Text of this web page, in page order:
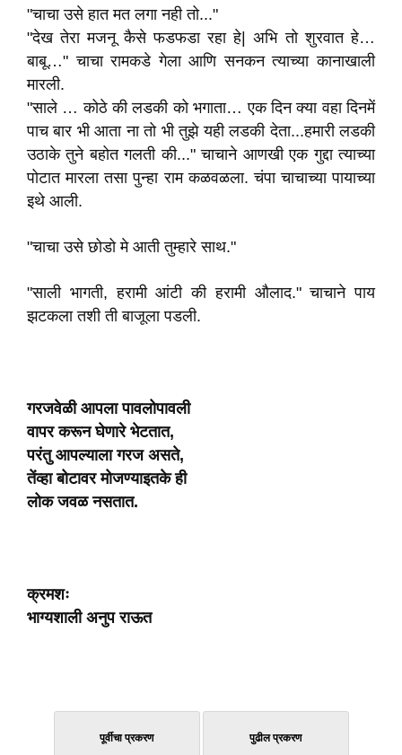
"चाचा उसे हात मत लगा नही तो..."
"देख तेरा मजनू कैसे फडफडा रहा हे| अभि तो शुरवात हे…
बाबू…" चाचा रामकडे गेला आणि सनकन त्याच्या कानाखाली
मारली.
"साले … कोठे की लडकी को भगाता… एक दिन क्या वहा दिनमें
पाच बार भी आता ना तो भी तुझे यही लडकी देता...हमारी लडकी
उठाके तुने बहोत गलती की..." चाचाने आणखी एक गुद्दा त्याच्या
पोटात मारला तसा पुन्हा राम कळवळला. चंपा चाचाच्या पायाच्या
इथे आली.
"चाचा उसे छोडो मे आती तुम्हारे साथ."
"साली भागती, हरामी आंटी की हरामी औलाद." चाचाने पाय
झटकला तशी ती बाजूला पडली.
गरजवेळी आपला पावलोपावली
वापर करून घेणारे भेटतात,
परंतु आपल्याला गरज असते,
तेंव्हा बोटावर मोजण्याइतके ही
लोकजवळ नसतात.
क्रमशः
भाग्यशाली अनुपराऊत
पूर्वीचा प्रकरण पुढील प्रकरण